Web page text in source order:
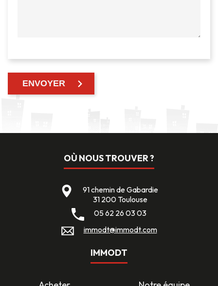
OÙ NOUS TROUVER ?
91 chemin de Gabardie
31 200 Toulouse
05 62 26 03 03
immodt@immodt.com
IMMODT